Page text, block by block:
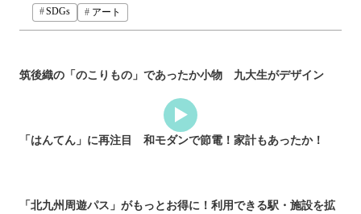
SDGs アート
筑後織の「のこりもの」であったか小物 九大生がデザイン
「はんてん」に再注目 和モダンで節電！家計もあったか！
「北九州周遊パス」がもっとお得に！利用できる駅・施設を拡